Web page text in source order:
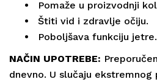
•
Pomaže u proizvodnji
•
Štiti vid i zdravlje očiju.
•
Poboljšava funkciju jetre.
NAČIN UPOTREBE:
dnevno. U slučaju ekstremnog